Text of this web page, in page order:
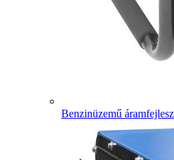
Benzinüzemű